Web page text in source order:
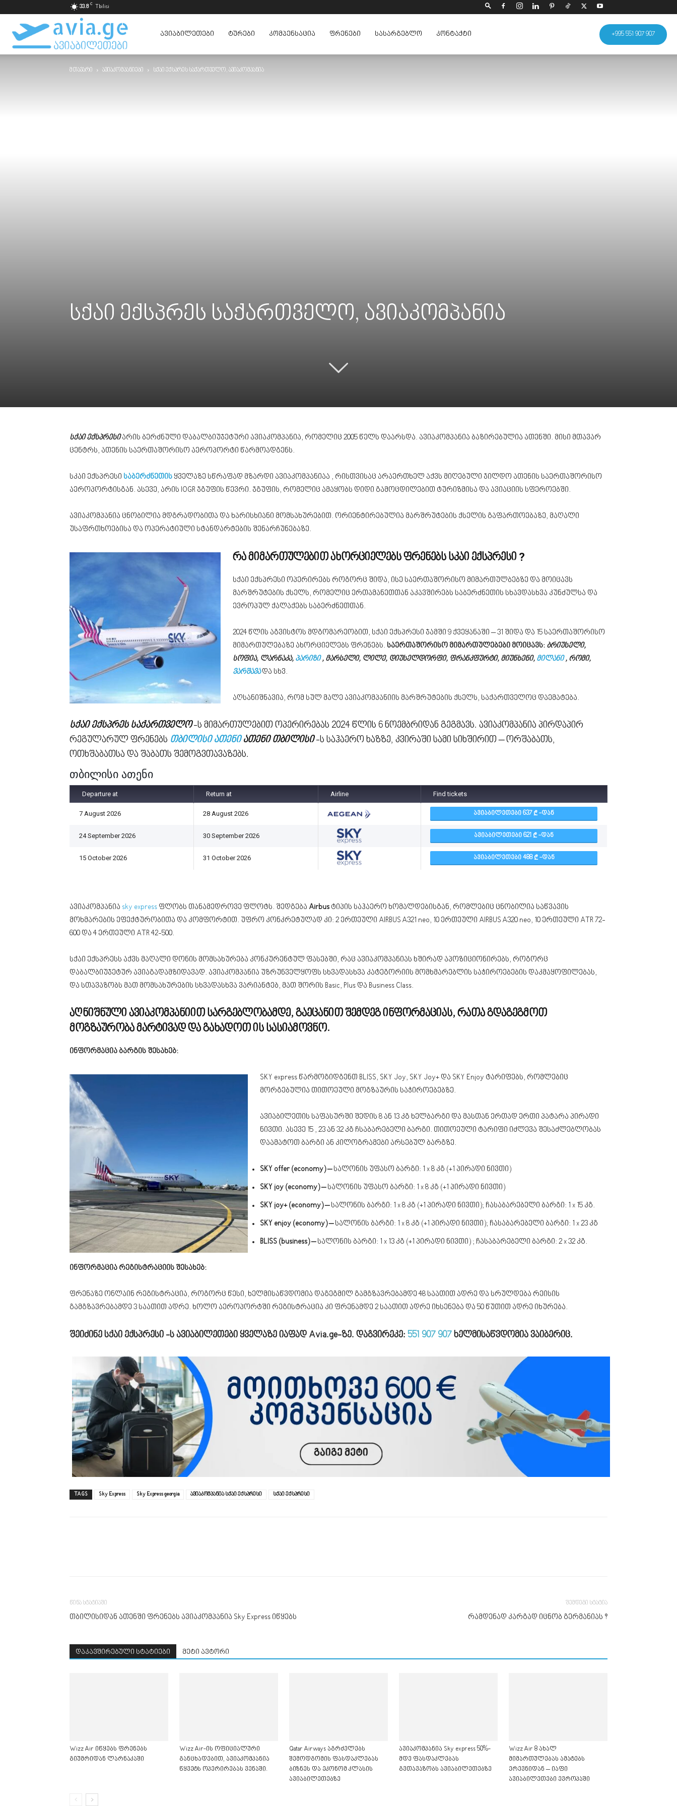
33.8 C Tbilisi
+995 551 907 907
ავიაბილეთები
ყველაზე
ᲐᲕᲘᲐᲑᲘᲚᲔᲗᲔᲑᲘ ᲢᲣᲠᲔᲑᲘ ᲙᲝᲛᲞᲔᲜᲡᲐᲪᲘᲐ ᲤᲠᲔᲜᲔᲑᲘ ᲡᲐᲡᲐᲠᲒᲔᲑᲚᲝ ᲙᲝᲜᲢᲐᲥᲢᲘ
მთავარი ავიაკომპანიები სქაი ექსპრეს საქართველო, ავიაკომპანია
სქაი ექსპრეს საქართველო, ავიაკომპანია
სქაი ექსპრესიარის ბერძნული დაბალბიუჯეტური ავიაკომპანია, რომელიც 2005 წელს დაარსდა. ავიაკომპანია ბაზირებულია ათენში. მისი მთავარ
ცენტრს, ათენის საერთაშორისო აეროპორტი წარმოადგენს.
სკაი ექსპრესი საბერძნეთის ყველაზე სწრაფად მზარდი ავიაკომპანიაა , რისთვისაც არაერთხელ აქვს მიღებული ჯილდო ათენის საერთაშორისო
აეროპორტისგან. ასევე, არის IOGR ჯგუფის წევრი. ჯგუფის, რომელიც ამაყობს დიდი გამოცდილებით ტურიზმისა და ავიაციის სფეროებში.
ავიაკომპანია ცნობილია მდგრადობითა და ხარისხიანი მომსახურებით. ორიენტირებულია მარშრუტების ქსელის გაფართოებაზე, მაღალი
უსაფრთხოებისა და ოპერატიული სტანდარტების შენარჩუნებაზე.
რა მიმართულებით ახორციელებს ფრენებს სკაი ექსპრესი ?
სქაი ექსპრესი ოპერირებს როგორც შიდა, ისე საერთაშორისო მიმართულბებზე და მოიცავს
მარშრუტების ქსელს, რომელიც ერთამანეთთან აკავშირებს საბერძნეთის სხავდასხვა კუნძულსა და
ევროპულ ქალაქებს საბერძნეთთან.
2024 წლის აგვისტოს მდგომარეობით, სქაი ექსპრესი ჯამში 9 ქვეყანაში – 31 შიდა და 15 საერთაშორისო
მიმართულებაზე ახორციელებს ფრენებს. საერთაშორისო მიმართულებები მოიცავს: ბრიუსელი,
სოფია, ლარნაკა, პარიზი, მარსელი, ლილე, დიუსელდორფი, ფრანკფურტი, მიუნხენი, მილანი, რომი,
ვარშავა და სხვ.
აღსანიშნავია, რომ სულ მალე ავიაკომპანიის მარშრუტების ქსელს, საქართველოც დაემატება.
სქაი ექსპრეს საქართველო-ს მიმართულებით ოპერირებას 2024 წლის 6 ნოემბრიდან გეგმავს. ავიაკომპანია პირდაპირ
რეგულარულ ფრენებს თბილისი ათენიათენი თბილისი-ს საჰაერო ხაზზე, კვირაში სამი სიხშირით – ორშაბათს,
ოთხშაბათსა და შაბათს შემოგვთავაზებს.
თბილისი ათენი
Departure at Return at Airline Find tickets
7 August 2026 28 August 2026 ᲐᲕᲘᲐᲑᲘᲚᲔᲗᲔᲑᲘ 637 -ᲓᲐᲜ
24 September 2026 30 September 2026 ᲐᲕᲘᲐᲑᲘᲚᲔᲗᲔᲑᲘ 621 -ᲓᲐᲜ
15 October 2026 31 October 2026 ᲐᲕᲘᲐᲑᲘᲚᲔᲗᲔᲑᲘ 488 -ᲓᲐᲜ
ავიაკომპანია sky express ფლობს თანამედროვე ფლოტს. შედგება Airbus ტიპის საჰაერო ხომალდებისგან, რომლებიც ცნობილია საწვავის
მოხმარების ეფექტურობითა და კომფორტით. უფრო კონკრეტულად კი: 2 ერთეული AIRBUS A321 neo, 10 ერთეული AIRBUS A320 neo, 10 ერთეული ATR 72-
600 და 4 ერთეული ATR 42-500.
სქაი ექსპრესს აქვს მაღალი დონის მომსახურება კონკურენტულ ფასებში, რაც ავიაკომპანიას ხშირად აპოზიციონირებს, როგორც
დაბალბიუჯეტურ ავიაგადამზიდავად. ავიაკომპანია უზრუნველყოფს სხვადასხვა კატეგორიის მომხმარებლის საჭიროებების დაკმაყოფილებას,
და სთავაზობს მათ მომსახურების სხვადასხვა ვარიანტებ, მათ შორის Basic, Plus და Business Class.
აღნიშნული ავიაკომპანიით სარგებლობამდე, გაეცანით შემდეგ ინფორმაციას, რათა გდაგეგმოთ
მოგზაურობა მარტივად და გახადოთ ის სასიამოვნო.
ინფორმაცია ბარგის შესახებ:
SKY express წარმოგიდგენთ BLISS, SKY Joy, SKY Joy+ და SKY Enjoy ტარიფებს, რომლებიც
მორგებულია თითოეული მოგზაურის საჭიროებებზე.
ავიაბილეთის საფასურში შედის 8 ან 13 კგ ხელბარგი და მასთან ერთად ერთი პატარა პირადი
ნივთი. ასევე 15 , 23 ან 32 კგ ჩსაბარებელი ბარგი. თითოეული ტარიფი იძლევა შესაძლებლობას
დაამატოთ ბარგი ან კილოგრამები არსებულ ბარგზე.
SKY offer (economy) –სალონის უფასო ბარგი: 1 x 8 კგ (+1 პირადი ნივთი)
SKY joy (economy) –სალონის უფასო ბარგი: 1 x 8 კგ (+1 პირადი ნივთი)
SKY joy+ (economy) –სალონის ბარგი: 1 x 8 კგ (+1 პირადი ნივთი); ჩასაბარებელი ბარგი: 1 x 15 კგ.
SKY enjoy (economy) –სალონის ბარგი: 1 x 8 კგ (+1 პირადი ნივთი); ჩასაბარებელი ბარგი: 1 x 23 კგ
BLISS (business) –სალონის ბარგი: 1 x 13 კგ (+1 პირადი ნივთი) ; ჩასაბარებელი ბარგი: 2 x 32 კგ.
ინფორმაცია რეგისტრაციის შესახებ:
ფრენაზე ონლაინ რეგისტრაცია, როგორც წესი, ხელმისაწვდომია დაგეგმილ გამგზავრებამდე 48 საათით ადრე და სრულდება რეისის
გამგზავრებამდე 3 საათით ადრე. ხოლო აეროპორტში რეგისტრაცია კი ფრენამდე 2 საათით ადრე იხსენება და 50 წუთით ადრე იხურება.
შეიძინე სქაი ექსპრესი -ს ავიაბილეთები ყველაზე იაფად Avia.ge-ზე. დაგვირეკე: 551 907 907ხელმისაწვდომია ვაიბერიც.
TAGS Sky Express Sky Express georgia ავიაკომპანია სქაი ექსპრესი სქაი ექსპრესი
წინა სტატიაში
თბილისიდან ათენში ფრენებს ავიაკომპანია Sky Express იწყებს
შემდეგი სტატია
რამდენად კარგად იცნობ გერმანიას ?
დაკავშირებული სტატიები მეტი ავტორი
Wizz Air იწყებს ფრენებს
გიუმრიდან ლარნაკაში
Wizz Air-ის ოფიციალური
განცხადებით, ავიაკომპანია
წყვეტს ოპერირებას ვენაში.
Qatar Airways აგრძელებს
შემოდგომის ფასდაკლებას
ბიზნეს და ეკონომ კლასის
ავიაბილეთებზე
ავიაკომპანია Sky express 50%-
მდე ფასდაკლებას
გვთავაზობს ავიაბილეთებზე
Wizz Air 8 ახალ
მიმართულებას ამატებს
ერევნიდან – იაფი
ავიაბილეთები ევროპაში